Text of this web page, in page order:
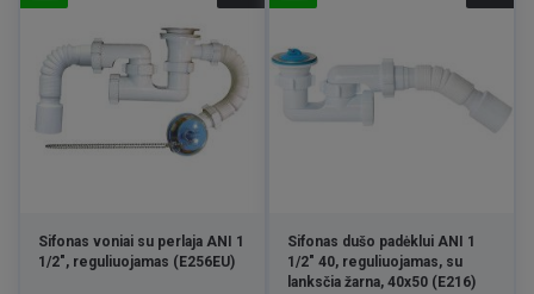
Sifonas voniai su perlaja ANI 1
1/2", reguliuojamas (E256EU)
Sifonas dušo padėklui ANI 1
1/2" 40, reguliuojamas, su
lanksčia žarna, 40x50 (E216)